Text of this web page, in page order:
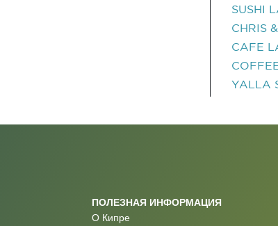
SUSHI
CHRIS
CAFE
YALLA
ПОЛЕЗНАЯ ИНФОРМАЦИЯ
О Кипре